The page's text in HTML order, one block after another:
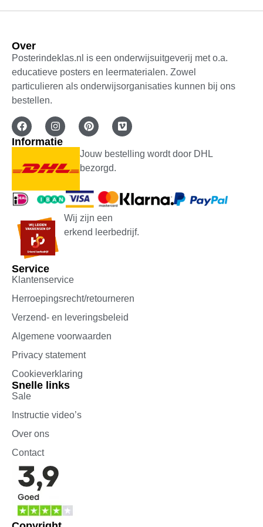
Over
Posterindeklas.nl is een onderwijsuitgeverij met o.a.
educatieve posters en leermaterialen. Zowel
particulieren als onderwijsorganisaties kunnen bij ons
bestellen.
Informatie
Jouw bestelling wordt door DHL
bezorgd.
Wij zijn een
erkend leerbedrijf.
Service
Klantenservice
Herroepingsrecht/retourneren
Verzend- en leveringsbeleid
Algemene voorwaarden
Privacy statement
Cookieverklaring
Snelle links
Sale
Instructie video’s
Over ons
Contact